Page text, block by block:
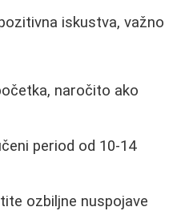
iskustva, važno
naročito ako
period od 10-14
ozbiljne nuspojave